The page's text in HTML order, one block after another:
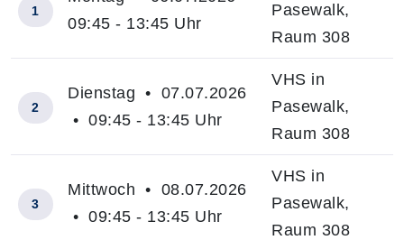
1
09:45 - 13:45 Uhr
Pasewalk,
Raum 308
2
Dienstag • 07.07.2026
• 09:45 - 13:45 Uhr
VHS in
Pasewalk,
Raum 308
3
Mittwoch • 08.07.2026
• 09:45 - 13:45 Uhr
VHS in
Pasewalk,
Raum 308